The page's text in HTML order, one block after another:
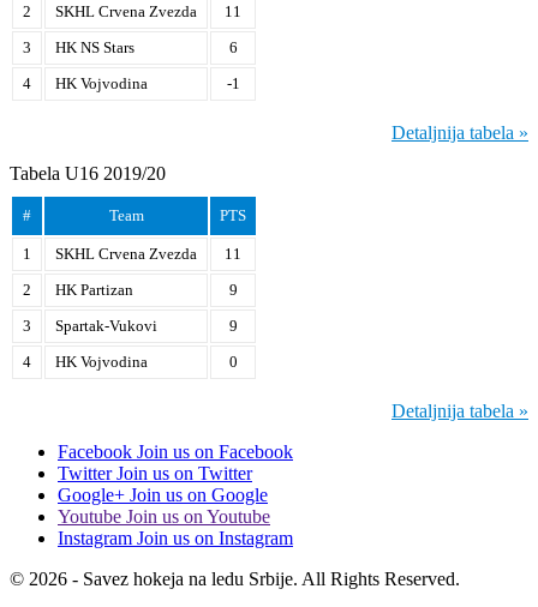
2
SKHL Crvena Zvezda
11
3
HK NS Stars
6
4
HK Vojvodina -1
Detaljnija tabela »
Tabela U16 2019/20
# Team PTS
1 SKHL Crvena Zvezda
11
2
HK Partizan
9
3
Spartak-Vukovi
9
4
HK Vojvodina 0
Detaljnija tabela »
Facebook Join us on Facebook
Twitter Join us on Twitter
Google+ Join us on Google
Youtube Join us on Youtube
Instagram Join us on Instagram
© 2026 - Savez hokeja na ledu Srbije. All Rights Reserved.